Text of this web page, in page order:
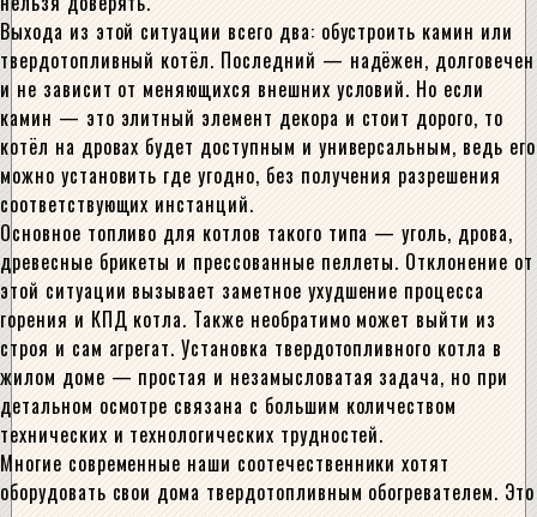
Выхода из этой ситуации всего два: обустроить камин или
твердотопливный котёл. Последний — надёжен, долговечен
и не зависит от меняющихся внешних условий. Но если
камин — это элитный элемент декора и стоит дорого, то
котёл на дровах будет доступным и универсальным, ведь его
можно установить где угодно, без получения разрешения
соответствующих инстанций.
Основное топливо для котлов такого типа — уголь, дрова,
древесные брикеты и прессованные пеллеты. Отклонение от
этой ситуации вызывает заметное ухудшение процесса
горения и КПД котла. Также необратимо может выйти из
строя и сам агрегат. Установка твердотопливного котла в
жилом доме — простая и незамысловатая задача, но при
детальном осмотре связана с большим количеством
технических и технологических трудностей.
Многие современные наши соотечественники хотят
оборудовать свои дома твердотопливным обогревателем. Это